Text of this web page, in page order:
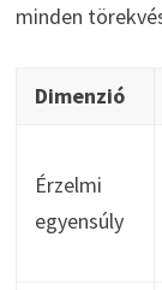
minden
Dimenzió
Érzelmi
egyensúly